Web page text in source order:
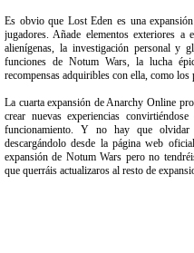
Es obvio que Lost Eden es una
jugadores. Añade elementos exteriores a
alienígenas, la investigación personal y
funciones de Notum Wars, la lucha
recompensas adquiribles con ella, como los
La cuarta expansión de Anarchy Online
crear nuevas experiencias
funcionamiento. Y no hay que
descargándolo desde la página web
expansión de Notum Wars pero no
que querráis actualizaros al resto de